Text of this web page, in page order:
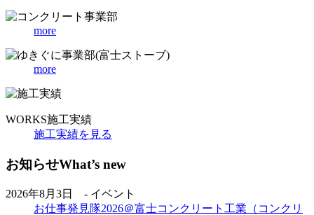
more
more
WORKS施工実績
施工実績を見る
お知らせWhat’s new
2026年8月3日 - イベント
お仕事発見隊2026＠富士コンクリート工業（コンクリ